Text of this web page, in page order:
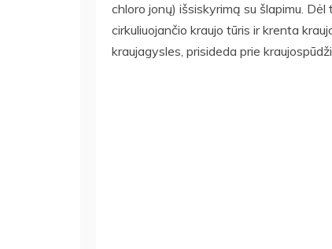
chloro jonų) išsiskyrimą su šlapimu.
cirkuliuojančio kraujo tūris ir krenta
kraujagysles, prisideda prie